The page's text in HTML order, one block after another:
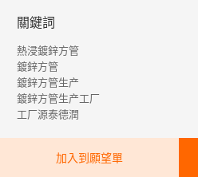
關鍵詞
熱浸鍍鋅方管
鍍鋅方管
鍍鋅方管生产
鍍鋅方管生产工厂
工厂源泰德潤
加入到願望單